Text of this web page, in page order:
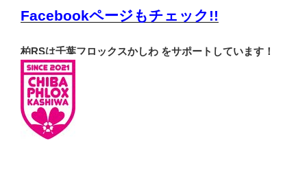
Facebookページもチェック!!
柏RSは千葉フロックスかしわ をサポートしています！